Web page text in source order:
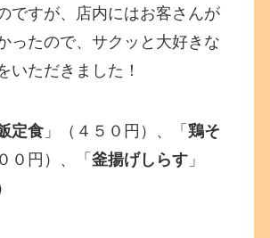
ですが、店内にはお客さんが
ったので、サクッと大好きな
いただきました！
定食 」（４５０円）、「鶏そ
０円）、「釜揚げしらす 」